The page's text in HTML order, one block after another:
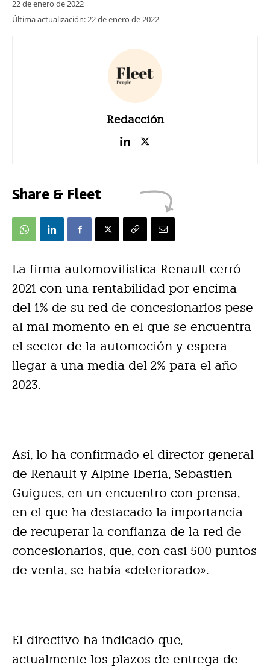
22 de enero de 2022
Última actualización:22 de enero de 2022
Redacción
Share & Fleet
La firma automovilística Renault cerró
2021 con una rentabilidad por encima
del 1% de su red de concesionarios pese
al mal momento en el que se encuentra
el sector de la automoción y espera
llegar a una media del 2% para el año
2023.
Así, lo ha confirmado el director general
de Renault y Alpine Iberia, Sebastien
Guigues, en un encuentro con prensa,
en el que ha destacado la importancia
de recuperar la confianza de la red de
concesionarios, que, con casi 500 puntos
de venta, se había «deteriorado».
El directivo ha indicado que,
actualmente los plazos de entrega de